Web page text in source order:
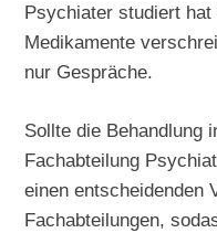
Psychiater studiert
Medikamente
nur Gespräche.
Sollte die Behandlung
Fachabteilung
einen entscheidenden
Fachabteilungen,